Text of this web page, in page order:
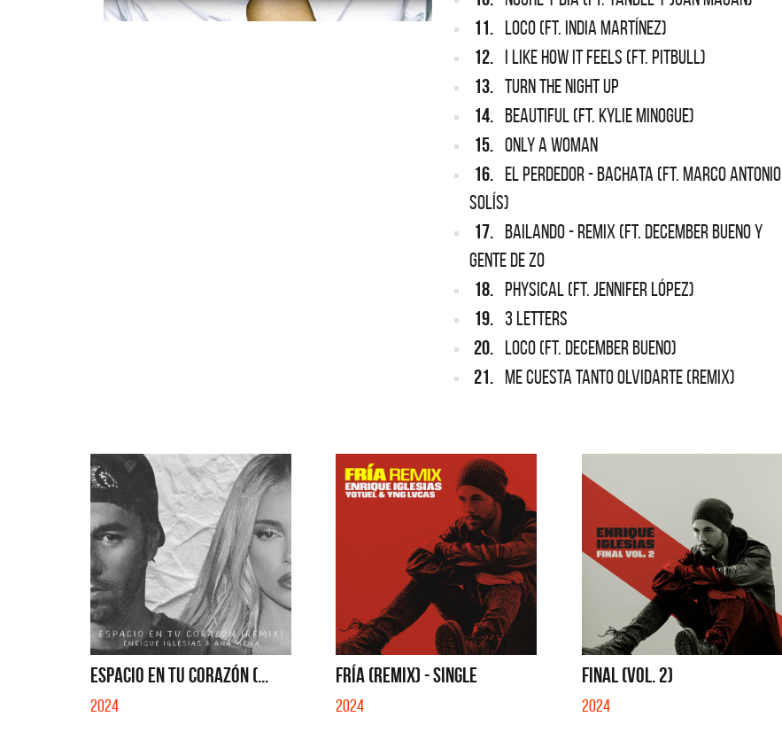
11. LOCO (FT. INDIA MARTÍNEZ)
12. I LIKE HOW IT FEELS (FT. PITBULL)
13. TURN THE NIGHT UP
14. BEAUTIFUL (FT. KYLIE MINOGUE)
15. ONLY A WOMAN
16. EL PERDEDOR - BACHATA (FT. MARCO ANTONIO
SOLÍS)
17. BAILANDO - REMIX (FT. DECEMBER BUENO Y
GENTE DE ZO
18. PHYSICAL (FT. JENNIFER LÓPEZ)
19. 3 LETTERS
20. LOCO (FT. DECEMBER BUENO)
21. ME CUESTA TANTO OLVIDARTE (REMIX)
ESPACIO EN TU CORAZÓN (...
2024
FRÍA (REMIX) - SINGLE
2024
FINAL (VOL. 2)
2024